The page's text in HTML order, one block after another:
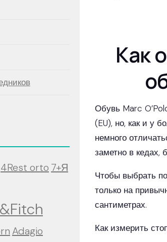
Как
Обувь Marc
(EU), но, как и у
немного
заметно в кедах,
Чтобы выбрать
только на
сантиметрах.
Как измерить
4Rest orto 7+Я
Adagio